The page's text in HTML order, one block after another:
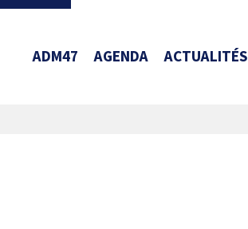
ADM47 AGENDA ACTUALITÉS